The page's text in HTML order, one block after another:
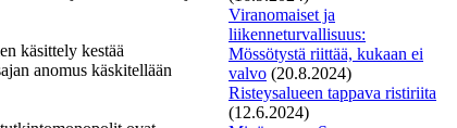
käsittely kestää
anomus käskitellään
Viranomaiset ja
liikenneturvallisuus:
Mössötystä riittää, kukaan ei
valvo (20.8.2024)
Risteysalueen tappava ristiriita
(12.6.2024)